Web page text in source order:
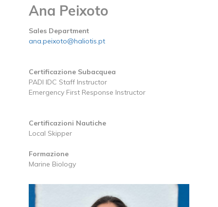
Ana Peixoto
Sales Department
ana.peixoto@haliotis.pt
Certificazione Subacquea
PADI IDC Staff Instructor
Emergency First Response Instructor
Certificazioni Nautiche
Local Skipper
Formazione
Marine Biology